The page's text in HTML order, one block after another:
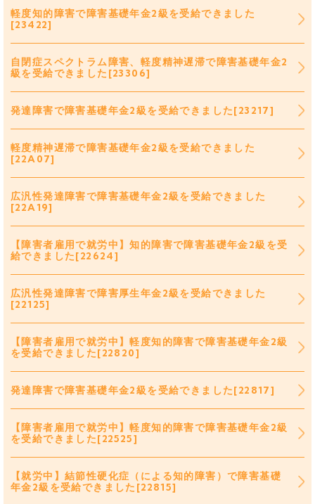
軽度知的障害で障害基礎年金2級を受給できました
[23422]
自閉症スペクトラム障害、軽度精神遅滞で障害基礎年金2
級を受給できました[23306]
発達障害で障害基礎年金2級を受給できました[23217]
軽度精神遅滞で障害基礎年金2級を受給できました
[22A07]
広汎性発達障害で障害基礎年金2級を受給できました
[22A19]
【障害者雇用で就労中】知的障害で障害基礎年金2級を受
給できました[22624]
広汎性発達障害で障害厚生年金2級を受給できました
[22125]
【障害者雇用で就労中】軽度知的障害で障害基礎年金2級
を受給できました[22820]
発達障害で障害基礎年金2級を受給できました[22817]
【障害者雇用で就労中】軽度知的障害で障害基礎年金2級
を受給できました[22525]
【就労中】結節性硬化症（による知的障害）で障害基礎
年金2級を受給できました[22815]